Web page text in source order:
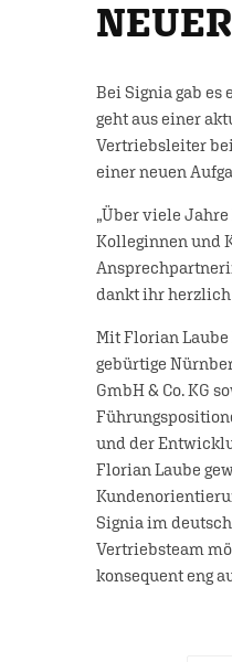
Bei Signia gab es
geht aus einer
Vertriebsleiter
einer neuen
„Über viele
Kolleginnen und
dankt ihr herzlich
Mit Florian Laube
gebürtige
GmbH & Co. KG
und der
Florian Laube
Signia im
Vertriebsteam
konsequent eng